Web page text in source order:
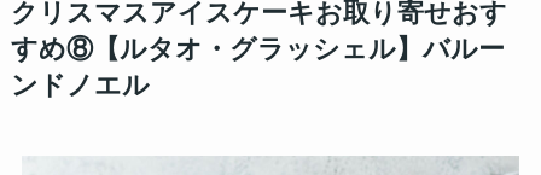
クリスマスアイスケーキお取り寄せおす
すめ⑧【ルタオ・グラッシェル】バルー
ンドノエル